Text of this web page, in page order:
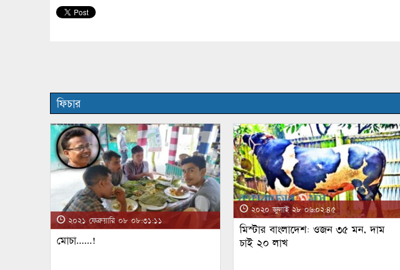
ফিচার
২০২১ ফেব্রুয়ারি ০৮ ০৮:৩১:১১
মোচা……!
২০২০ জুলাই ২৮ ০৬:০২:৪৫
মিস্টার বাংলাদেশ: ওজন ৩৫ মন, দাম
চাই ২০ লাখ